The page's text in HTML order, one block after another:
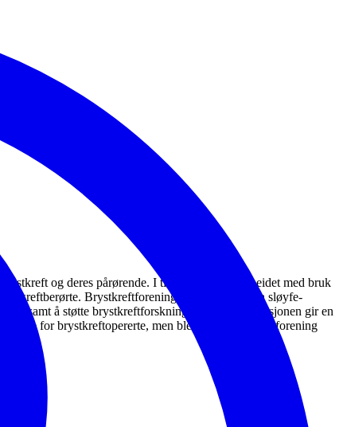
og deres pårørende. I tillegg fremmes arbeidet med bruk
Brystkreftforeningen eier også Rosa sløyfe-
samt å støtte brystkreftforskning. Rosa sløyfe-aksjonen gir en
for brystkreftopererte, men ble formalisert som forening